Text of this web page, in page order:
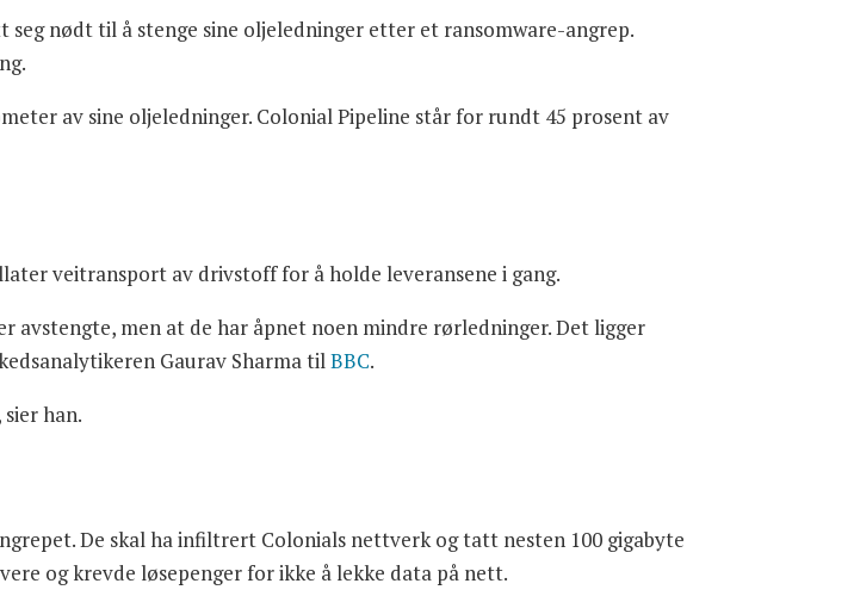
nødt til å stenge sine oljeledninger etter et ransomware-angrep.
av sine oljeledninger. Colonial Pipeline står for rundt 45 prosent av
veitransport av drivstoff for å holde leveransene i gang.
men at de har åpnet noen mindre rørledninger. Det ligger
Gaurav Sharma tilBBC.
han.
De skal ha infiltrert Colonials nettverk og tatt nesten 100 gigabyte
og krevde løsepenger for ikke å lekke data på nett.